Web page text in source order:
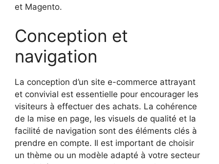
et Magento.
Conception et
navigation
La conception d’un site e-commerce attrayant
et convivial est essentielle pour encourager les
visiteurs à effectuer des achats. La cohérence
de la mise en page, les visuels de qualité et la
facilité de navigation sont des éléments clés à
prendre en compte. Il est important de choisir
un thème ou un modèle adapté à votre secteur